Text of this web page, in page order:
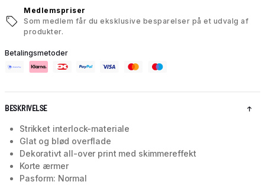
Medlemspriser
Som medlem får du eksklusive besparelser på et udvalg af
produkter.
Betalingsmetoder
BESKRIVELSE
Strikket interlock-materiale
Glat og blød overflade
Dekorativt all-over print med skimmereffekt
Korte ærmer
Pasform: Normal